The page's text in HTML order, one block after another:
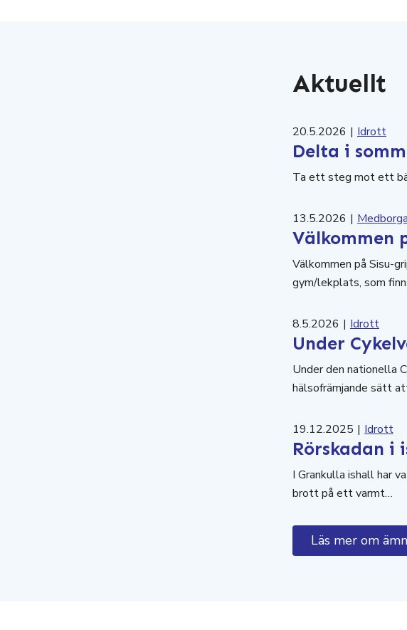
Aktuellt
20.5.2026 | Idrott
Delta i
Ta ett steg mot ett
13.5.2026 |
Välkommen
Välkommen på Sisu-
gym/lekplats, som
8.5.2026 | Idrott
Under
Under den nationella
hälsofrämjande sätt
19.12.2025 | Idrott
Rörskadan i
I Grankulla ishall har
brott på ett varmt…
Läs mer om